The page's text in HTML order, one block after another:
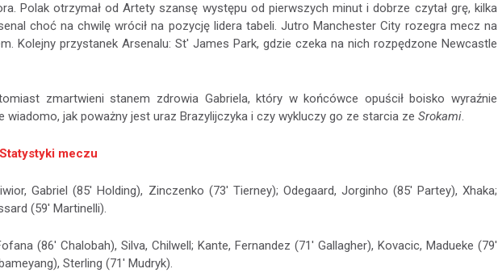
Polak otrzymał od Artety szansę występu od pierwszych minut i dobrze czytał grę, kilka
choć na chwilę wrócił na pozycję lidera tabeli. Jutro Manchester City rozegra mecz na
Kolejny przystanek Arsenalu: St' James Park, gdzie czeka na nich rozpędzone Newcastle
zmartwieni stanem zdrowia Gabriela, który w końcówce opuścił boisko wyraźnie
wiadomo, jak poważny jest uraz Brazylijczyka i czy wykluczy go ze starcia ze Srokami.
Statystyki meczu
Gabriel (85' Holding), Zinczenko (73' Tierney); Odegaard, Jorginho (85' Partey), Xhaka;
(59' Martinelli).
(86' Chalobah), Silva, Chilwell; Kante, Fernandez (71' Gallagher), Kovacic, Madueke (79'
Sterling (71' Mudryk).